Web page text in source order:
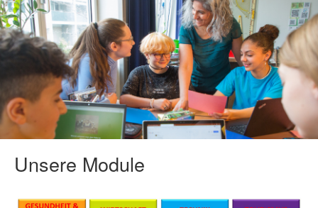
Unsere Module